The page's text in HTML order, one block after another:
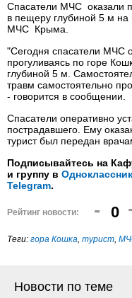
Спасатели МЧС оказали
в пещеру глубиной 5 м
МЧС Крыма.
"Сегодня спасатели МЧС
прогуливаясь по горе
глубиной 5 м.
травм самостоятельно
- говорится в сообщении.
Спасатели оперативно
пострадавшего. Ему
турист был передан
Подписывайтесь на
и группу в
Telegram.
Рейтинг новости: - 0
Теги: гора Кошка, турист,
Новости по теме